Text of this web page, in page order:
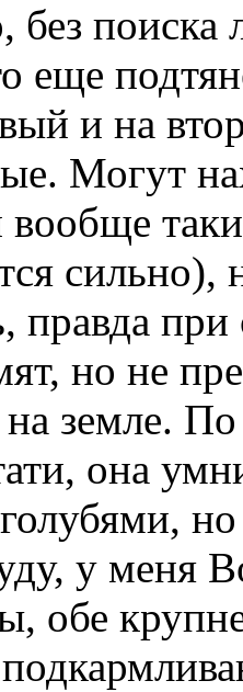
без
еще
и на
Могут
вообще
сильно),
правда
но не
на земле.
она
у меня
обе